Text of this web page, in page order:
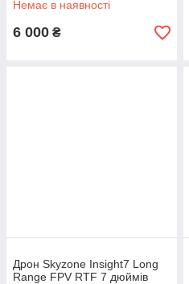
Немає в наявності
6 000 ₴
Дрон Skyzone Insight7 Long
Range FPV RTF 7 дюймів